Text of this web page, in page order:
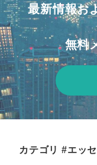
最新情報お
無料
カテゴリ #エッ